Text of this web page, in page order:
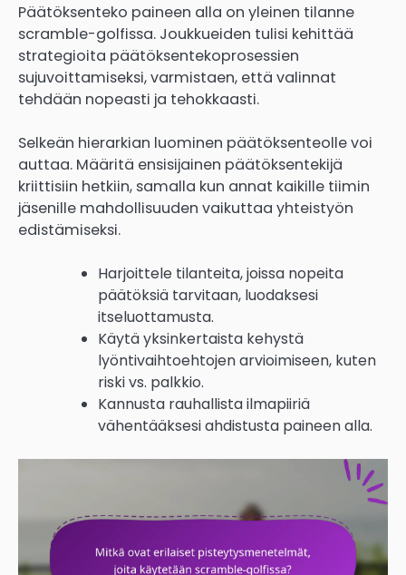
Päätöksenteko paineen alla on yleinen tilanne
scramble-golfissa. Joukkueiden tulisi kehittää
strategioita päätöksentekoprosessien
sujuvoittamiseksi, varmistaen, että valinnat
tehdään nopeasti ja tehokkaasti.
Selkeän hierarkian luominen päätöksenteolle voi
auttaa. Määritä ensisijainen päätöksentekijä
kriittisiin hetkiin, samalla kun annat kaikille tiimin
jäsenille mahdollisuuden vaikuttaa yhteistyön
edistämiseksi.
Harjoittele tilanteita, joissa nopeita
päätöksiä tarvitaan, luodaksesi
itseluottamusta.
Käytä yksinkertaista kehystä
lyöntivaihtoehtojen arvioimiseen, kuten
riski vs. palkkio.
Kannusta rauhallista ilmapiiriä
vähentääksesi ahdistusta paineen alla.